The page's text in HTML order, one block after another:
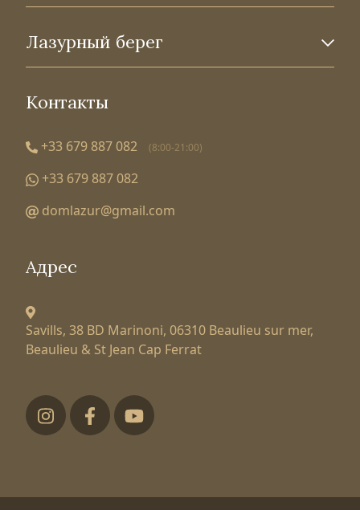
Лазурный берег
Контакты
+33 679 887 082 (8:00-21:00)
+33 679 887 082
domlazur@gmail.com
Адрес
Savills, 38 BD Marinoni, 06310 Beaulieu sur mer,
Beaulieu & St Jean Cap Ferrat